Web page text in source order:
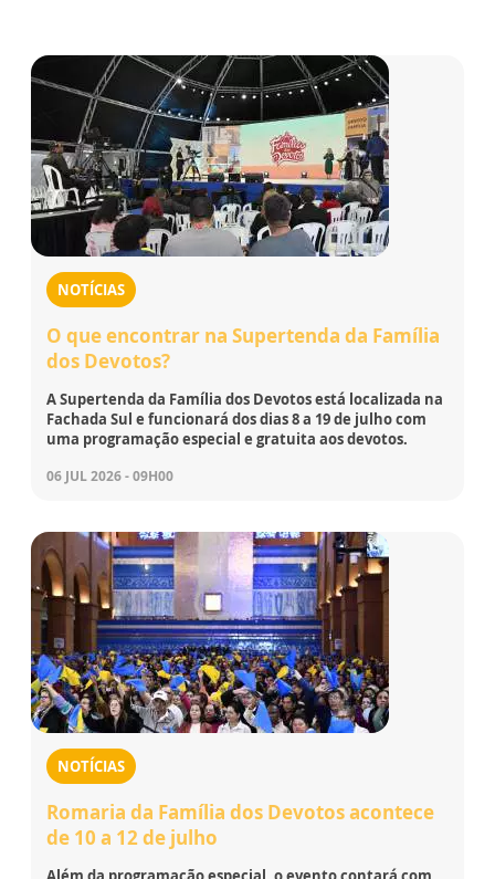
NOTÍCIAS
O que encontrar na Supertenda da Família
dos Devotos?
A Supertenda da Família dos Devotos está localizada na
Fachada Sul e funcionará dos dias 8 a 19 de julho com
uma programação especial e gratuita aos devotos.
06 JUL 2026 - 09H00
NOTÍCIAS
Romaria da Família dos Devotos acontece
de 10 a 12 de julho